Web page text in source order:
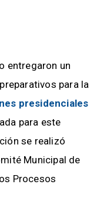
entregaron un
para la
presidenciales
para este
se realizó
Municipal de
Procesos